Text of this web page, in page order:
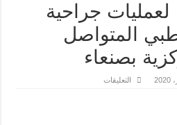
لعمليات جراحية
المتواصل
بصنعاء
التعليقات